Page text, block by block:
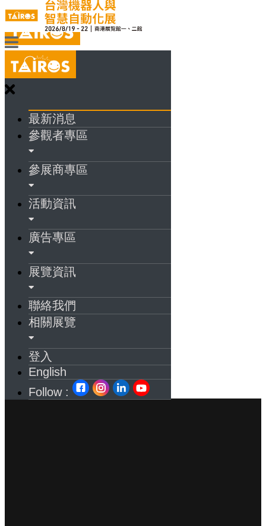
最新消息
參觀者專區
參展商專區
活動資訊
廣告專區
展覽資訊
聯絡我們
相關展覽
登入
English
Follow :